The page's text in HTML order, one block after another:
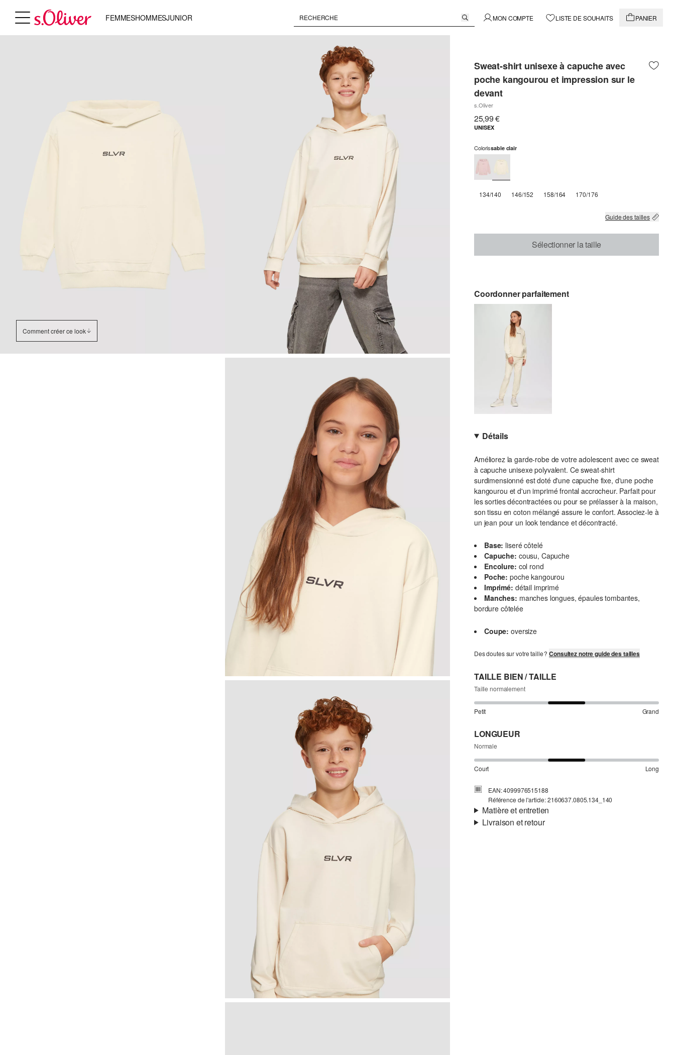
FEMMESHOMMESJUNIOR MON COMPTE LISTE DE SOUHAITS PANIER
Comment créer ce look
Sweat-shirt unisexe à capuche avec
poche kangourou et impression sur le
devant
s.Oliver
25,99 €
UNISEX
Colorissable clair
134/140 146/152 158/164 170/176
Guide des tailles
Sélectionner la taille
Coordonner parfaitement
Détails
Améliorez la garde-robe de votre adolescent avec ce sweat
à capuche unisexe polyvalent. Ce sweat-shirt
surdimensionné est doté d'une capuche fixe, d'une poche
kangourou et d'un imprimé frontal accrocheur. Parfait pour
les sorties décontractées ou pour se prélasser à la maison,
son tissu en coton mélangé assure le confort. Associez-le à
un jean pour un look tendance et décontracté.
Base: liseré côtelé
Capuche: cousu, Capuche
Encolure: col rond
Poche: poche kangourou
Imprimé: détail imprimé
Manches: manches longues, épaules tombantes,
bordure côtelée
Coupe: oversize
Des doutes sur votre taille ?Consultez notre guide des tailles
TAILLE BIEN / TAILLE
Taille normalement
Petit Grand
LONGUEUR
Normale
Court Long
EAN: 4099976515188
Référence de l'article: 2160637.0805.134_140
Matière et entretien
Livraison et retour